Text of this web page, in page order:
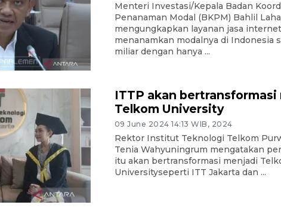
Menteri Investasi/Kepala Badan
Penanaman Modal (BKPM) Bahlil
mengungkapkan layanan jasa
menanamkan modalnya di Indonesia
miliar dengan hanya ...
ITTP akan bertransformasi
Telkom University
09 June 2024 14:13 WIB, 2024
Rektor Institut Teknologi Telkom
Tenia Wahyuningrum mengatakan
itu akan bertransformasi menjadi
Universityseperti ITT Jakarta dan ...